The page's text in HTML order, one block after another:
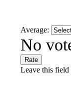
Average:
No
Leave this